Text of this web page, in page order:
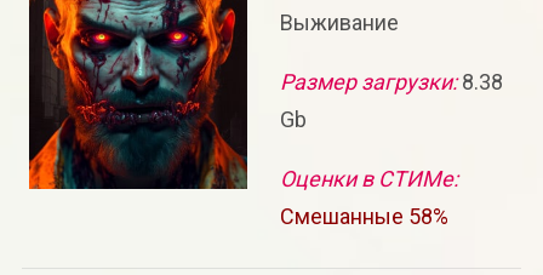
Выживание
Размер загрузки:8.38
Gb
Оценки в СТИМе:
Смешанные 58%